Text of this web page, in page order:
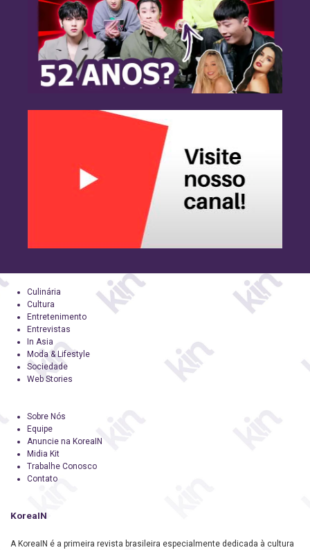
Culinária
Cultura
Entretenimento
Entrevistas
In Asia
Moda & Lifestyle
Sociedade
Web Stories
Sobre Nós
Equipe
Anuncie na KoreaIN
Midia Kit
Trabalhe Conosco
Contato
KoreaIN
A KoreaIN é a primeira revista brasileira especialmente dedicada à cultura